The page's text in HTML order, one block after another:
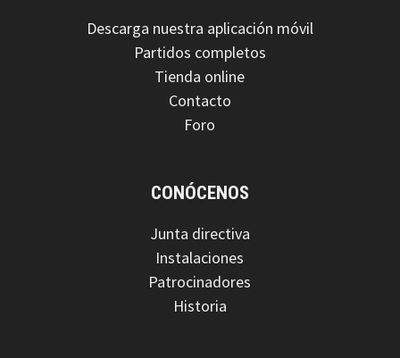
Descarga nuestra aplicación móvil
Partidos completos
Tienda online
Contacto
Foro
CONÓCENOS
Junta directiva
Instalaciones
Patrocinadores
Historia